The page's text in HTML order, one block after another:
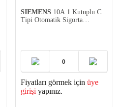
SIEMENS 10A 1 Kutuplu C
Tipi Otomatik Sigorta
Fiyatları görmek için üye
girişi yapınız.